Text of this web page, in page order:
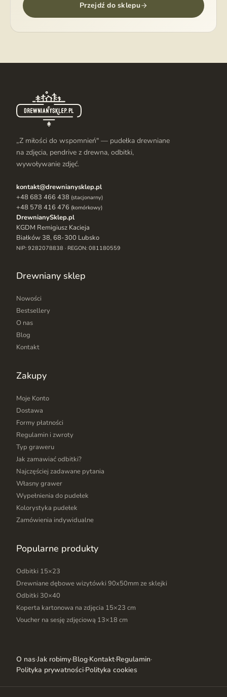
Przejdź do sklepu
„Z miłości do wspomnień" — pudełka drewniane
na zdjęcia, pendrive z drewna, odbitki,
wywoływanie zdjęć.
kontakt@drewnianysklep.pl
+48 683 466 438 (stacjonarny)
+48 578 416 476 (komórkowy)
DrewnianySklep.pl
KGDM Remigiusz Kacieja
Białków 38, 68-300 Lubsko
NIP: 9282078838 · REGON: 081180559
Drewniany sklep
Nowości
Bestsellery
O nas
Blog
Kontakt
Zakupy
Moje Konto
Dostawa
Formy płatności
Regulamin i zwroty
Typ graweru
Jak zamawiać odbitki?
Najczęściej zadawane pytania
Własny grawer
Wypełnienia do pudełek
Kolorystyka pudełek
Zamówienia indywidualne
Popularne produkty
Odbitki 15×23
Drewniane dębowe wizytówki 90x50mm ze sklejki
Odbitki 30×40
Koperta kartonowa na zdjęcia 15×23 cm
Voucher na sesję zdjęciową 13×18 cm
O nas·Jak robimy·Blog·Kontakt·Regulamin·
Polityka prywatności·Polityka cookies